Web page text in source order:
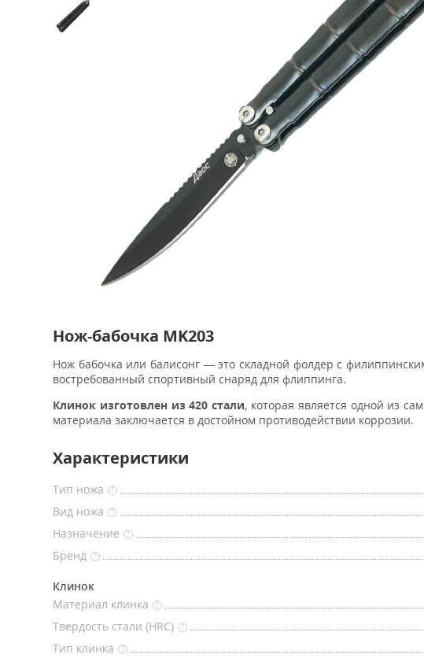
Нож-бабочка MK203
Нож бабочка или балисонг — это складной фолдер с
востребованный спортивный снаряд для флиппинга.
Клинок изготовлен из420 стали, которая является одной из
материала заключается в достойном противодействии коррозии.
Характеристики
Тип ножа ?
Вид ножа ?
Назначение ?
Бренд ?
Клинок
Материал клинка
?
Твердость стали (HRC) ?
Тип клинка
?